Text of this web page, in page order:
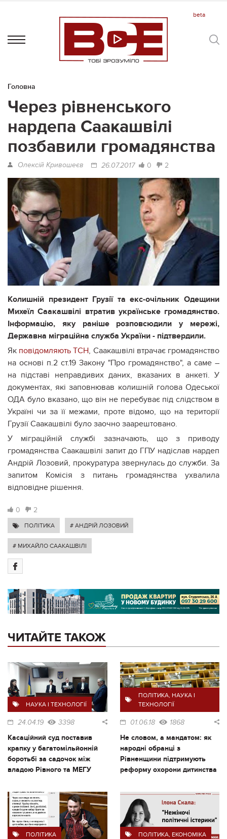
Головна
Через рівненського
нардепа Саакашвілі
позбавили громадянства
Олексій Кривошеєв 26.07.2017 0 2
Колишній президент Грузії та екс-очільник Одещини
Михеїл Саакашвілі втратив українське громадянство.
Інформацію, яку раніше розповсюдили у мережі,
Державна міграційна служба України - підтвердили.
Як повідомляють ТСН, Саакашвілі втрачає громадянство
на основі п.2 ст.19 Закону "Про громадянство", а саме –
на підставі неправдивих даних, вказаних в анкеті. У
документах, які заповнював колишній голова Одеської
ОДА було вказано, що він не перебуває під слідством в
Україні чи за її межами, проте відомо, що на території
Грузії Саакашвілі було заочно заарештовано.
У міграційній службі зазначають, що з приводу
громадянства Саакашвілі запит до ГПУ надіслав нардеп
Андрій Лозовий, прокуратура звернулась до служби. За
запитом Комісія з питань громадянства ухвалила
відповідне рішення.
0 2
ПОЛІТИКА # АНДРІЙ ЛОЗОВИЙ
# МИХАЙЛО СААКАШВІЛІ
ЧИТАЙТЕ ТАКОЖ
НАУКА І ТЕХНОЛОГІЇ
24.04.19 3398
Касаційний суд поставив
крапку у багатомільйонній
боротьбі за садочок між
владою Рівного та МЕГУ
ПОЛІТИКА, НАУКА І
ТЕХНОЛОГІЇ
01.06.18 1868
Не словом, а мандатом: як
народні обранці з
Рівненщини підтримують
реформу охорони дитинства
ПОЛІТИКА ПОЛІТИКА, ЕКОНОМІКА